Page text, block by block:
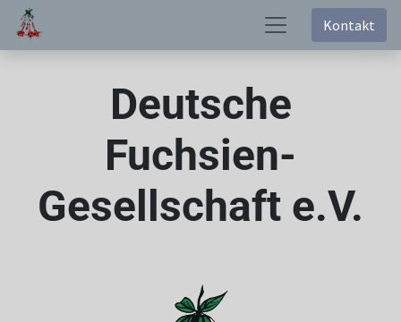
Kontakt
Deutsche
Fuchsien-
Gesellschaft e.V.